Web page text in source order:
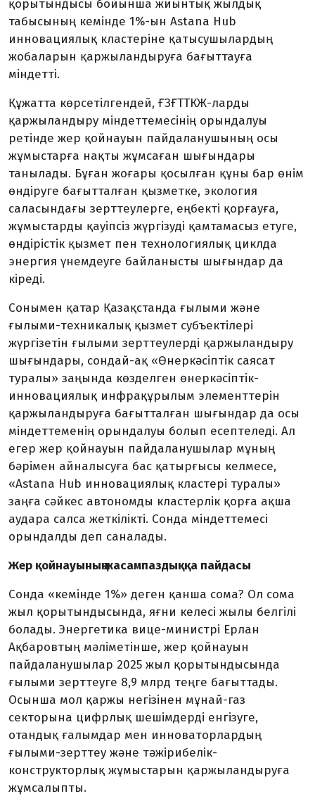
қорытындысы бойынша жиынтық жылдық
табысының кемінде 1%-ын Astana Hub
инновациялық кластеріне қатысушылардың
жобаларын қаржыландыруға бағыттауға
міндетті.
Құжатта көрсетілгендей, ҒЗҒТТКЖ-ларды
қаржыландыру міндеттемесінің орындалуы
ретінде жер қойнауын пайдаланушының осы
жұмыстарға нақты жұмсаған шығындары
танылады. Бұған жоғары қосылған құны бар өнім
өндіруге бағытталған қызметке, экология
саласындағы зерттеулерге, еңбекті қорғауға,
жұмыстарды қауіпсіз жүргізуді қамтамасыз етуге,
өндірістік қызмет пен технологиялық циклда
энергия үнемдеуге байланысты шығындар да
кіреді.
Сонымен қатар Қазақстанда ғылыми және
ғылыми-техникалық қызмет субъектілері
жүргізетін ғылыми зерттеулерді қар­жыландыру
шығындары, сондай-ақ «Өнеркәсіптік саясат
туралы» заңында көзделген өнеркәсіптік-
инновациялық инфрақұры­лым элементтерін
қаржыландыруға бағытталған шығындар да осы
міндеттеменің орындалуы болып есептеледі. Ал
егер жер қойнауын пайдаланушылар мұның
бәрімен айналысуға бас қатырғысы келмесе,
«Astana Hub инновациялық кластері туралы»
заңға сәйкес автономды кластерлік қорға ақша
аудара салса жеткілікті. Сон­да міндеттемесі
орындалды деп саналады.
Жер қойнауының жасампаздыққа пайдасы
Сонда «кемінде 1%» деген қанша сома? Ол сома
жыл қорытындысында, яғни келесі жылы белгілі
болады. Энергетика вице-министрі Ерлан
Ақбаровтың мәліметінше, жер қойнауын
пайдаланушылар 2025 жыл қорытындысында
ғылыми зерттеуге 8,9 млрд теңге бағыттады.
Осынша мол қаржы негізінен мұнай-газ
секторына цифр­лық шешімдерді енгізуге,
отандық ғалым­дар мен инноваторлардың
ғылыми-зерттеу және тәжірибелік-
конструкторлық жұмыс­тарын қаржыландыруға
жұмсалыпты.